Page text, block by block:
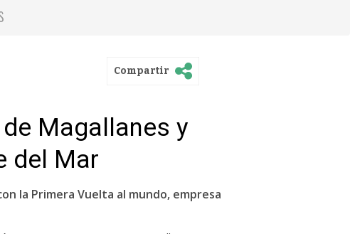
Compartir
Magallanes y
del Mar
la Primera Vuelta al mundo, empresa